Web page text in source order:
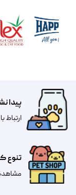
تنوع
پیدا
​​​ارتباط